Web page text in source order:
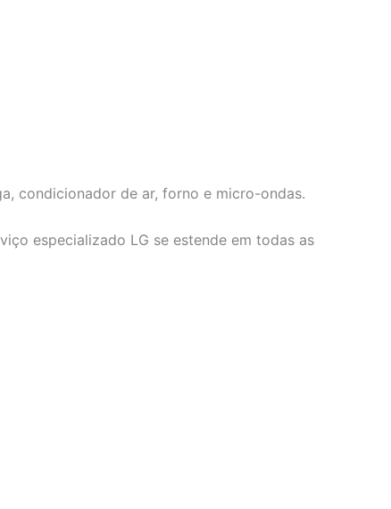
condicionador de ar, forno e micro-ondas.
especializado LG se estende em todas as